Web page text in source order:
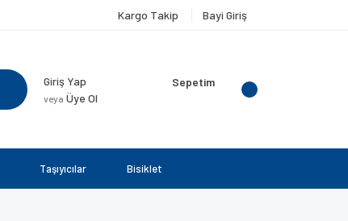
Kargo Takip Bayi Giriş
Giriş Yap
veya Üye Ol
Sepetim
Taşıyıcılar Bisiklet